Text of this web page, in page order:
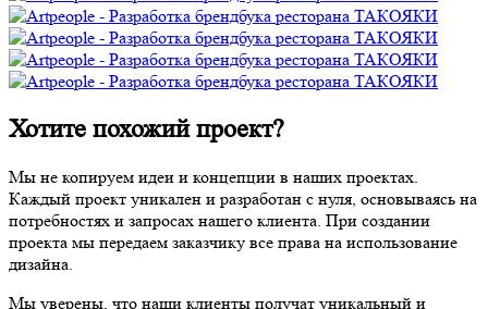
Хотите похожий проект?
Мы не копируем идеи и концепции в наших проектах.
Каждый проект уникален и разработан с нуля, основываясь на
потребностях и запросах нашего клиента. При создании
проекта мы передаем заказчику все права на использование
дизайна.
Мы уверены, что наши клиенты получат уникальный и